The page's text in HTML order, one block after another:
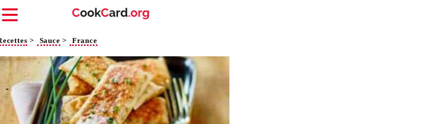
> Sauce > France